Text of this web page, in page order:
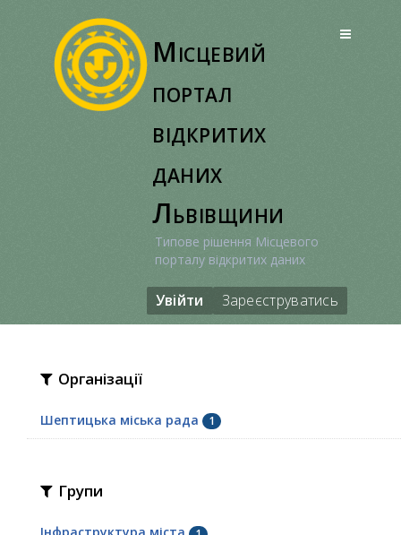
Місцевий
портал
відкритих
даних
Львівщини
Типове рішення Місцевого
порталу відкритих даних
Увійти Зареєструватись
Організації
Шептицька міська рада 1
Групи